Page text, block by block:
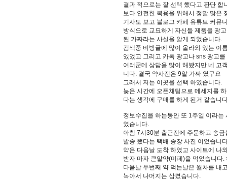
결과 적으로는 잘 선택 했다고 판단 합
보다 안전한 복용을 위해서 정말 많은
기사도 보고 블로그 카페 유튜브 커뮤
방식으로 교묘하게 자신들 제품을 광
된 가짜라는 사실을 알게 되었습니다.
검색중 비방글에 많이 올라와 있는 이
있었고 그리고 카톡 광고나 sns 광고
여러군데 상담을 많이 해봤지만 네 고
니다. 결국 약사진은 9알 가짜 였구요
그래서 저는 이곳을 선택 하였습니다.
늦은 시간에 오픈채팅으로 메세지를
다는 생각에 구매를 하게 된거 같습니
정보수집을 하는동안 또 1주일 이라
였습니다.
아침 7시30분 출근전에 주문하고 송
발송 했다는 택배 송장 사진 이었습니
약은 다음날 도착 하였고 사이트에 나
받자 마자 큰알약(미페)을 먹었습니다
다음날 두번째 약 먹는날은 월차를 내
녹아서 나머지는 삼켰습니다.